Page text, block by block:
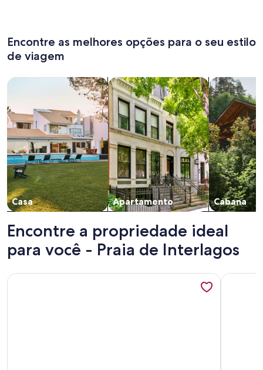
Encontre as melhores opções para o seu estilo
de viagem
Casa
Busque casas
Apartamento
Busque apartamentos
Cabana
buscar
Encontre a propriedade ideal
para você - Praia de Interlagos
Mais informações sobre Casa em Frente a Praia noMais